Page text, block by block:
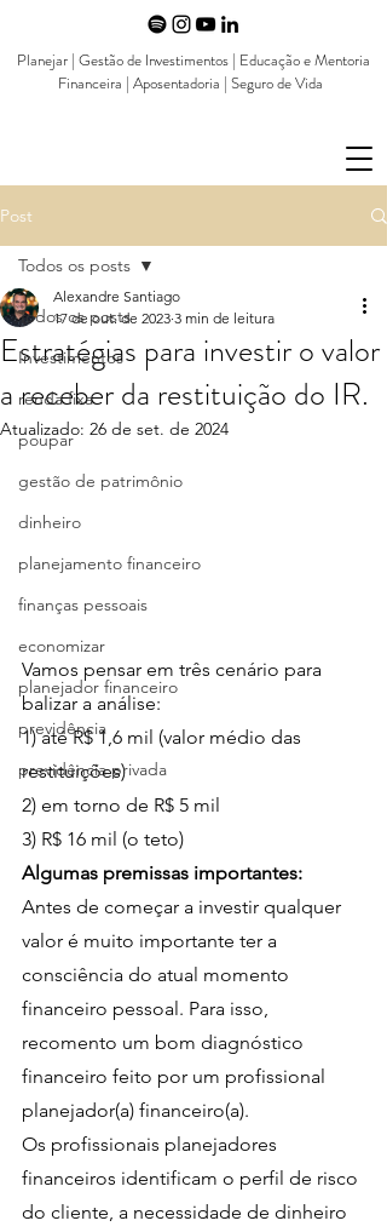
Planejar | Gestão de Investimentos | Educação e Mentoria
Financeira | Aposentadoria | Seguro de Vida
Post
Todos os posts
Investimentos
renda fixa
poupar
gestão de patrimônio
dinheiro
planejamento financeiro
finanças pessoais
economizar
planejador financeiro
previdência
previdência privada
Todos os posts
Estratégias para investir o valor
a receber da restituição do IR.
Alexandre Santiago
17 de out. de 2023 3 min de leitura
Atualizado: 26 de set. de 2024
Vamos pensar em três cenário para
balizar a análise:
1) até R$ 1,6 mil (valor médio das
restituições)
2) em torno de R$ 5 mil
3) R$ 16 mil (o teto)
Algumas premissas importantes:
Antes de começar a investir qualquer
valor é muito importante ter a
consciência do atual momento
financeiro pessoal. Para isso,
recomento um bom diagnóstico
financeiro feito por um profissional
planejador(a) financeiro(a).
Os profissionais planejadores
financeiros identificam o perfil de risco
do cliente, a necessidade de dinheiro